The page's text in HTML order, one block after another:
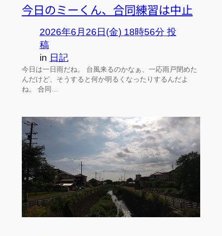
今日のミーくん、合同練習は中止
2026年6月26日(金) 18時56分 投
稿
in 日記
今日は一日雨だね。 台風来るのかなぁ、一応雨戸閉めた
んだけど、そうすると何か明るくなったりするんだよ
ね。 合同…